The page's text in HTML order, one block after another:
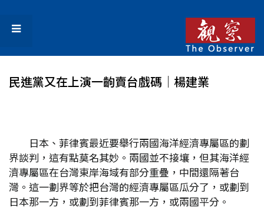
民進黨又在上演一齣賣台戲碼│楊建業
日本、菲律賓最近要舉行兩國海洋經濟專屬區的劃
界談判，這有點莫名其妙。兩國並不接壤，但其海洋經
濟專屬區在台灣東岸海域有部分重疊，中間還隔著台
灣。這一劃界等於把台灣的經濟專屬區瓜分了，或劃到
日本那一方，或劃到菲律賓那一方，或兩國平分。